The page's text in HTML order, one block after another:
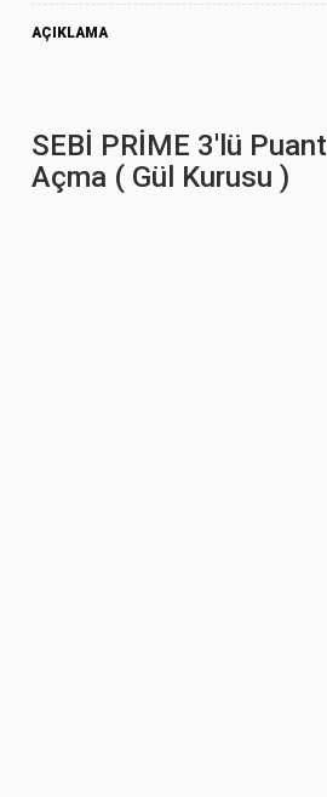
AÇIKLAMA
SEBİ PRİME 3'lü
Açma ( Gül Kurusu )